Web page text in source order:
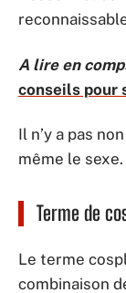
A lire en
conseils pour
Il n’y a pas
même le sexe.
Terme de
Le terme
combinaison